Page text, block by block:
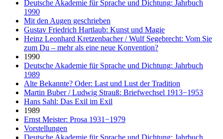
Deutsche Akademie für Sprache und Dichtung: Jahrbuch
1990
Mit den Augen geschrieben
Gustav Friedrich Hartlaub: Kunst und Magie
Heinz Leonhard Kretzenbacher / Wulf Segebrecht: Vom Sie
zum Du – mehr als eine neue Konvention?
1990
Deutsche Akademie für Sprache und Dichtung: Jahrbuch
1989
Alte Bekannte? Oder: Last und Lust der Tradition
Martin Buber / Ludwig Strauß: Briefwechsel 1913−1953
Hans Sahl: Das Exil im Exil
1989
Ernst Meister: Prosa 1931−1979
Vorstellungen
Deutsche Akademie für Sprache und Dichtung: Jahrbuch